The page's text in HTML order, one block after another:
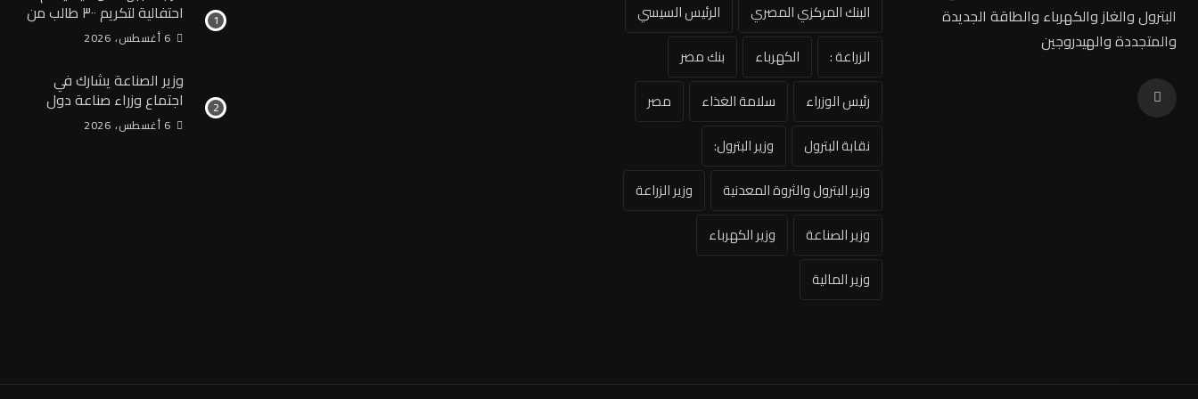
البترول والغاز والكهرباء والطاقة الجديدة
والمتجددة والهيدروجين
البنك المركزي المصري
الرئيس السيسي
الزراعة :
الكهرباء
بنك مصر
رئيس الوزراء
سلامة الغذاء
مصر
نقابة البترول
وزير البترول:
وزير البترول والثروة المعدنية
وزير الزراعة
وزير الصناعة
وزير الكهرباء
وزير المالية
احتفالية لتكريم ٣٠٠ طالب من
حفظة القرآن الكريم ببني
6 أغسطس، 2026
وزير الصناعة يشارك في
اجتماع وزراء صناعة دول
تجمع البريكس المنعقد
بمدينة جايبور الهندية ويدعو
6 أغسطس، 2026